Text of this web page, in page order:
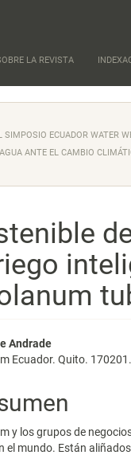
LA REVISTA
ECUADOR WATER
ANTE EL CAMBIO
Andrade
Ecuador. Quito.
y los grupos de
el mundo. Están